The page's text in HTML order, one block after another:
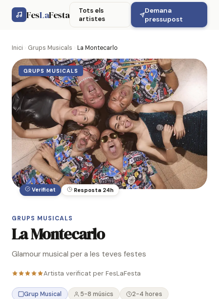
FesLaFesta
Tots els
artistes
Demana
pressupost
Inici Grups Musicals La Montecarlo
GRUPS MUSICALS
Verificat Resposta 24h
GRUPS MUSICALS
La Montecarlo
Glamour musical per a les teves festes
Artista verificat per FesLaFesta
Grup Musical 5-8 músics
2-4 hores